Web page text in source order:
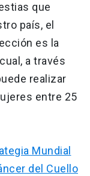
que
país, el
es la
a través
realizar
entre 25
Mundial
del Cuello